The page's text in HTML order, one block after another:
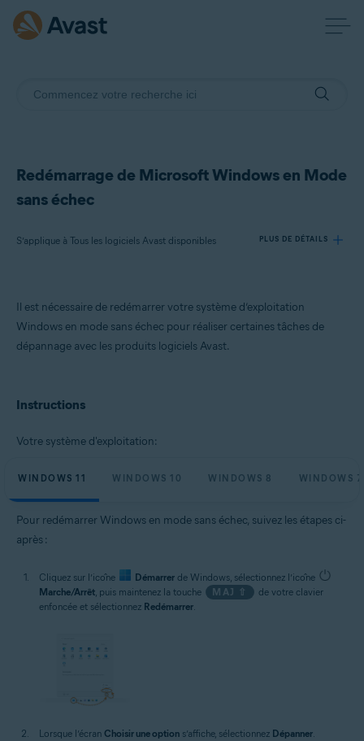
Redémarrage de Microsoft Windows en Mode
sans échec
S’applique à Tous les logiciels Avast disponibles PLUS DE DÉTAILS
Produits:
Tous les logiciels Avast disponibles
Microsoft Windows 8.1/Professionnel/Entreprise (32/64 bits)
Microsoft Windows 7 Édition Familiale Basique/Édition Familiale
Il est nécessaire de redémarrer votre système d’exploitation
Windows en mode sans échec pour réaliser certaines tâches de
dépannage avec les produits logiciels Avast.
Instructions
Votre système d'exploitation:
WINDOWS 11 WINDOWS 10 WINDOWS 8 WINDOWS 7
Pour redémarrer Windows en mode sans échec, suivez les étapes ci-
après :
Cliquez sur l’icône Démarrer de Windows, sélectionnez l’icône
Marche/Arrêt, puis maintenez la touche MAJ ⇧
de votre clavier
enfoncée et sélectionnez Redémarrer.
Lorsque l’écran Choisir une option s’affiche, sélectionnez Dépanner.